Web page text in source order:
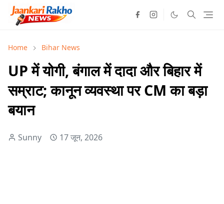
Home Bihar News
UP में योगी, बंगाल में दादा और बिहार में
सम्राट; कानून व्यवस्था पर CM का बड़ा
बयान
Sunny 17 जून, 2026